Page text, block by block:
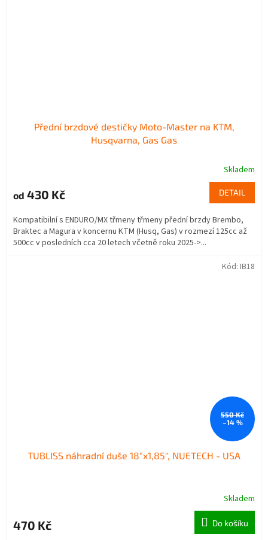
Přední brzdové destičky Moto-Master na KTM,
Husqvarna, Gas Gas
Skladem
od 430 Kč DETAIL
Kompatibilní s ENDURO/MX třmeny třmeny přední brzdy Brembo,
Braktec a Magura v koncernu KTM (Husq, Gas) v rozmezí 125cc až
500cc v posledních cca 20 letech včetně roku 2025->...
550 Kč
–14 %
TUBLISS náhradní duše 18"x1,85", NUETECH - USA
Skladem
470 Kč Do košíku
Kód: IB18